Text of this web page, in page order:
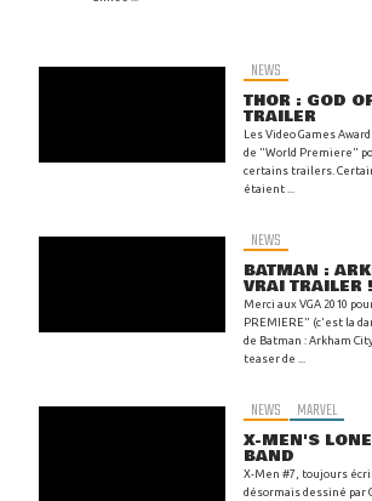
NEWS
THOR : GOD
TRAILER
Les Video Games
de "World Premiere"
certains trailers.
étaient ...
NEWS
BATMAN :
VRAI TRAILER !
Merci aux VGA 2010
PREMIERE" (c'est la
de Batman : Arkham
teaser de ...
NEWS MARVEL
X-MEN'S
BAND
X-Men #7, toujours
désormais dessiné par